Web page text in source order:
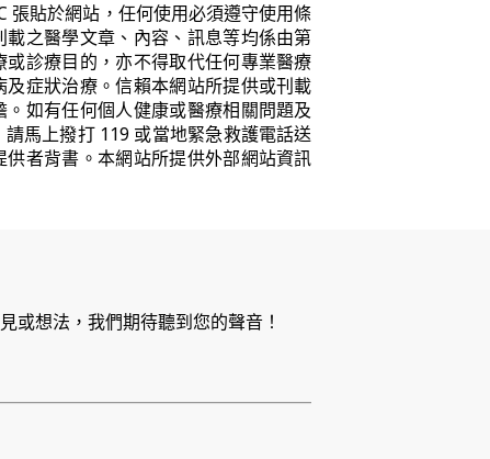
張貼於網站，任何使用必須遵守使用條
之醫學文章、內容、訊息等均係由第
診療目的，亦不得取代任何專業醫療
症狀治療。信賴本網站所提供或刊載
如有任何個人健康或醫療相關問題及
馬上撥打 119 或當地緊急救護電話送
者背書。本網站所提供外部網站資訊
或想法，我們期待聽到您的聲音！